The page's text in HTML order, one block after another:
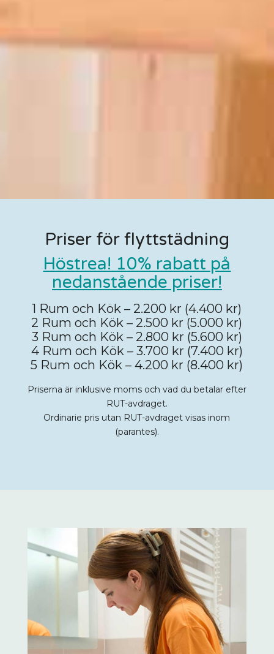
Priser för flyttstädning
Höstrea! 10% rabatt på
nedanstående priser!
1 Rum och Kök – 2.200 kr (4.400 kr)
2 Rum och Kök – 2.500 kr (5.000 kr)
3 Rum och Kök – 2.800 kr (5.600 kr)
4 Rum och Kök – 3.700 kr (7.400 kr)
5 Rum och Kök – 4.200 kr (8.400 kr)
Priserna är inklusive moms och vad du betalar efter
RUT-avdraget.
Ordinarie pris utan RUT-avdraget visas inom
(parantes).